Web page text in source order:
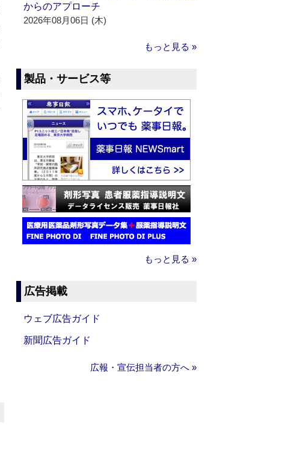
からのアプローチ
2026年08月06日 (木)
もっと見る »
製品・サービス等
もっと見る »
広告掲載
ウェブ広告ガイド
新聞広告ガイド
広報・宣伝担当者の方へ »